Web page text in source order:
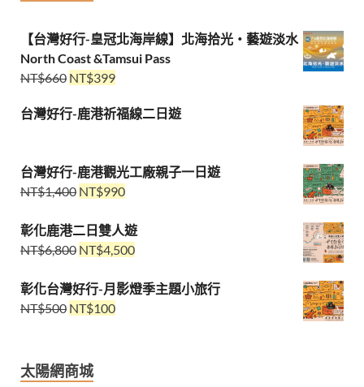
【台灣好行-皇冠北海岸線】北海拾光・藝遊淡水
North Coast &Tamsui Pass
NT$660 NT$399
台灣好行-鹿港祈福線二日遊
台灣好行-鹿港觀光工廠親子一日遊
NT$1,400 NT$990
彰化鹿港二日雙人遊
NT$6,800 NT$4,500
彰化台灣好行-月影燈季主題小旅行
NT$500 NT$100
太陽網商城